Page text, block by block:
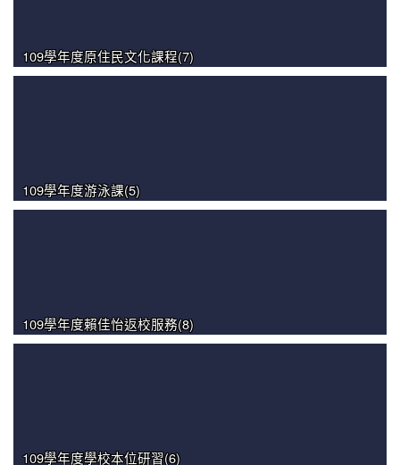
109學年度原住民文化課程(7)
109學年度游泳課(5)
109學年度賴佳怡返校服務(8)
109學年度學校本位研習(6)